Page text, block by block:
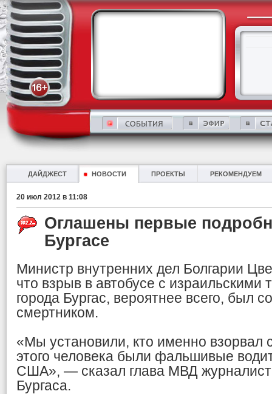
ДАЙДЖЕСТ НОВОСТИ ПРОЕКТЫ РЕКОМЕНДУЕМ
20 июл 2012 в 11:08
Оглашены первые
Бургасе
Министр внутренних дел Болгарии
что взрыв в автобусе с израильскими
города Бургас, вероятнее всего, был
смертником.
«Мы установили, кто именно взорвал
этого человека были фальшивые
США», — сказал глава МВД
Бургаса.